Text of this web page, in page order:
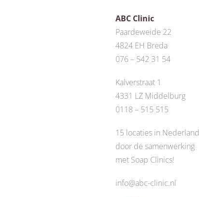
ABC Clinic
Paardeweide 22
4824 EH Breda
076 – 542 31 54
Kalverstraat 1
4331 LZ Middelburg
0118 – 515 515
15 locaties in Nederland
door de samenwerking
met Soap Clinics!
info@abc-clinic.nl